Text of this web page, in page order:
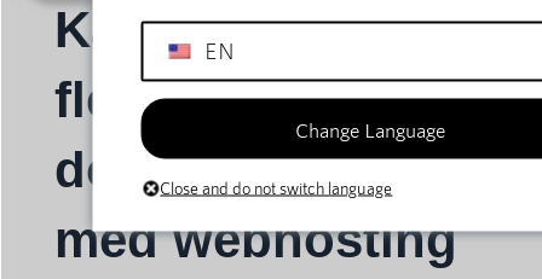
Kan jeg hoste
flere
domænenavne/
med webhosting
EN
Change Language
Close and do not switch language